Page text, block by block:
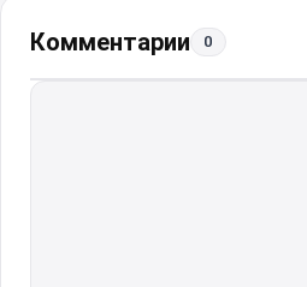
Комментарии 0